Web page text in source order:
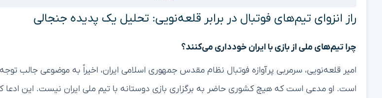
راز انزوای تیم‌های فوتبال در برابر قلعه‌نویی: تحلیل یک پدیده جنجالی
چرا تیم‌های ملی از بازی با ایران خودداری می‌کنند؟
امیر قلعه‌نویی، سرمربی پرآوازه فوتبال نظام مقدس جمهوری اسلامی ایران، اخیراً به موضوعی جالب
است. او مدعی است که هیچ کشوری حاضر به برگزاری بازی دوستانه با تیم ملی ایران نیست. این ادعا